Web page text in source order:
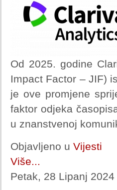
Od 2025. godine
Impact Factor – JIF)
je ove promjene
faktor odjeka
u znanstvenoj
Objavljeno u Vijesti
Više...
Petak, 28 Lipanj 2024